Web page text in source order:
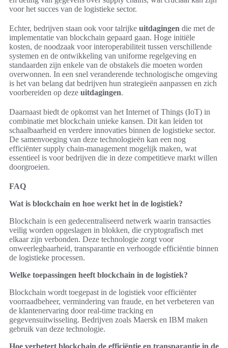
voor het succes van de logistieke sector.
Echter, bedrijven staan ook voor talrijke uitdagingen die met de
implementatie van blockchain gepaard gaan. Hoge initiële
kosten, de noodzaak voor interoperabiliteit tussen verschillende
systemen en de ontwikkeling van uniforme regelgeving en
standaarden zijn enkele van de obstakels die moeten worden
overwonnen. In een snel veranderende technologische omgeving
is het van belang dat bedrijven hun strategieën aanpassen en zich
voorbereiden op deze uitdagingen.
Daarnaast biedt de opkomst van het Internet of Things (IoT) in
combinatie met blockchain unieke kansen. Dit kan leiden tot
schaalbaarheid en verdere innovaties binnen de logistieke sector.
De samenvoeging van deze technologieën kan een nog
efficiënter supply chain-management mogelijk maken, wat
essentieel is voor bedrijven die in deze competitieve markt willen
doorgroeien.
FAQ
Wat is blockchain en hoe werkt het in de logistiek?
Blockchain is een gedecentraliseerd netwerk waarin transacties
veilig worden opgeslagen in blokken, die cryptografisch met
elkaar zijn verbonden. Deze technologie zorgt voor
onweerlegbaarheid, transparantie en verhoogde efficiëntie binnen
de logistieke processen.
Welke toepassingen heeft blockchain in de logistiek?
Blockchain wordt toegepast in de logistiek voor efficiënter
voorraadbeheer, vermindering van fraude, en het verbeteren van
de klantenervaring door real-time tracking en
gegevensuitwisseling. Bedrijven zoals Maersk en IBM maken
gebruik van deze technologie.
Hoe verbetert blockchain de efficiëntie en transparantie in de